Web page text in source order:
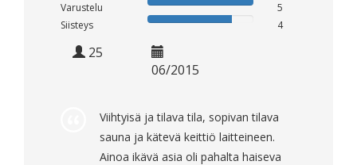
Varustelu
5
Siisteys
4
25
06/2015
Viihtyisä ja tilava tila, sopivan tilava
sauna ja kätevä keittiö laitteineen.
Ainoa ikävä asia oli pahalta haiseva